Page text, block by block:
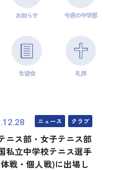
お知らせ 今週の中学部
生徒会 礼拝
ニュース クラブ
ニス部・女子テニス部
私立中学校テニス選手
戦・個人戦)に出場し